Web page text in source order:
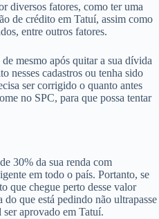
diversos fatores, como ter uma
de crédito em Tatuí, assim como
entre outros fatores.
mesmo após quitar a sua dívida
nesses cadastros ou tenha sido
ser corrigido o quanto antes
no SPC, para que possa tentar
30% da sua renda com
em todo o país. Portanto, se
que chegue perto desse valor
que está pedindo não ultrapasse
aprovado em Tatuí.